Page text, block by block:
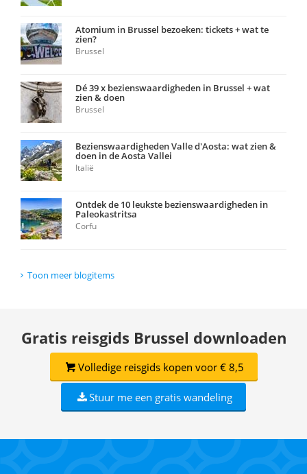
Atomium in Brussel bezoeken: tickets + wat te
zien?
Brussel
Dé 39 x bezienswaardigheden in Brussel + wat
zien & doen
Brussel
Bezienswaardigheden Valle d'Aosta: wat zien &
doen in de Aosta Vallei
Italië
Ontdek de 10 leukste bezienswaardigheden in
Paleokastritsa
Corfu
Toon meer blogitems
Gratis reisgids Brussel downloaden
Volledige reisgids kopen voor € 8,5
Stuur me een gratis wandeling